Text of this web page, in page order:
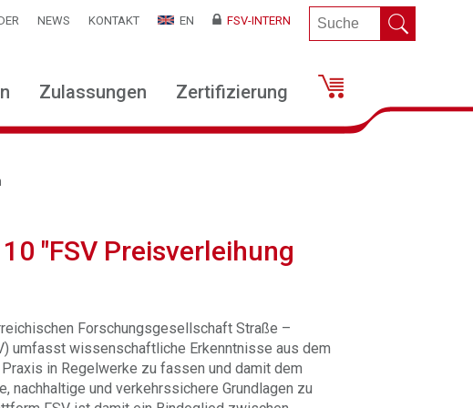
NEWS KONTAKT EN FSV-INTERN
Zulassungen Zertifizierung
"FSV Preisverleihung
Forschungsgesellschaft Straße –
umfasst wissenschaftliche Erkenntnisse aus dem
in Regelwerke zu fassen und damit dem
nachhaltige und verkehrssichere Grundlagen zu